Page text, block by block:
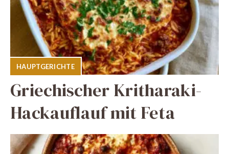
HAUPTGERICHTE
Griechischer Kritharaki-
Hackauflauf mit Feta